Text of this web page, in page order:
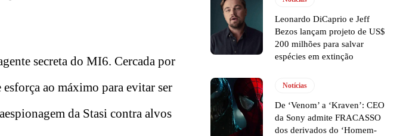
secreta do MI6. Cercada por
ao máximo para evitar ser
da Stasi contra alvos
Leonardo DiCaprio e Jeff
Bezos lançam projeto de US$
200 milhões para salvar
espécies em extinção
Notícias
De ‘Venom’ a ‘Kraven’: CEO
da Sony admite FRACASSO
dos derivados do ‘Homem-